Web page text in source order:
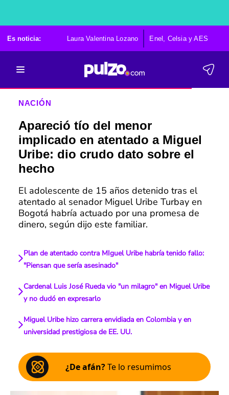
Es noticia: Laura Valentina Lozano Enel, Celsia y AES
NACIÓN
Apareció tío del menor
implicado en atentado a Miguel
Uribe: dio crudo dato sobre el
hecho
El adolescente de 15 años detenido tras el
atentado al senador Miguel Uribe Turbay en
Bogotá habría actuado por una promesa de
dinero, según dijo este familiar.
Plan de atentado contra MIguel Uribe habría tenido fallo:
"Piensan que sería asesinado"
Cardenal Luis José Rueda vio "un milagro" en Miguel Uribe
y no dudó en expresarlo
Miguel Uribe hizo carrera envidiada en Colombia y en
universidad prestigiosa de EE. UU.
¿De afán?Te lo resumimos